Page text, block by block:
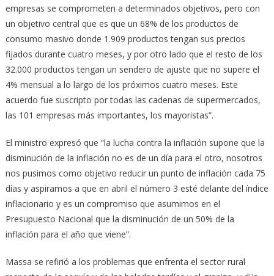
empresas se comprometen a determinados objetivos, pero con
un objetivo central que es que un 68% de los productos de
consumo masivo donde 1.909 productos tengan sus precios
fijados durante cuatro meses, y por otro lado que el resto de los
32.000 productos tengan un sendero de ajuste que no supere el
4% mensual a lo largo de los próximos cuatro meses. Este
acuerdo fue suscripto por todas las cadenas de supermercados,
las 101 empresas más importantes, los mayoristas”.
El ministro expresó que “la lucha contra la inflación supone que la
disminución de la inflación no es de un día para el otro, nosotros
nos pusimos como objetivo reducir un punto de inflación cada 75
días y aspiramos a que en abril el número 3 esté delante del índice
inflacionario y es un compromiso que asumimos en el
Presupuesto Nacional que la disminución de un 50% de la
inflación para el año que viene”.
Massa se refirió a los problemas que enfrenta el sector rural